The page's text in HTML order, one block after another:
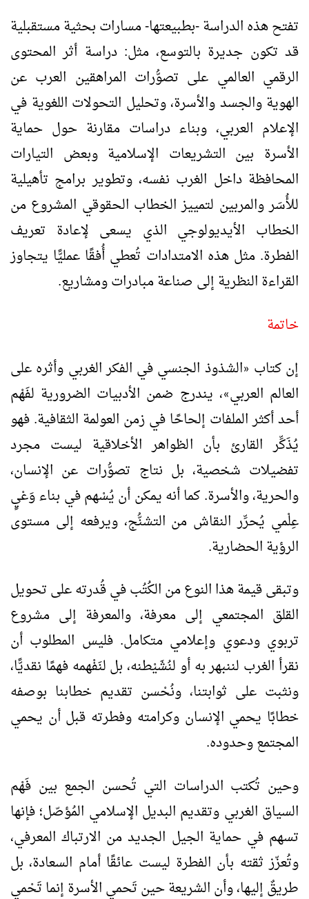
تفتح هذه الدراسة -بطبيعتها- مسارات بحثية مستقبلية
قد تكون جديرة بالتوسع، مثل: دراسة أثر المحتوى
الرقمي العالمي على تصوُّرات المراهقين العرب عن
الهوية والجسد والأسرة، وتحليل التحولات اللغوية في
الإعلام العربي، وبناء دراسات مقارنة حول حماية
الأسرة بين التشريعات الإسلامية وبعض التيارات
المحافظة داخل الغرب نفسه، وتطوير برامج تأهيلية
للأُسَر والمربين لتمييز الخطاب الحقوقي المشروع من
الخطاب الأيديولوجي الذي يسعى لإعادة تعريف
الفطرة. مثل هذه الامتدادات تُعطي أُفقًا عمليًّا يتجاوز
القراءة النظرية إلى صناعة مبادرات ومشاريع.
خاتمة
إن كتاب «الشذوذ الجنسي في الفكر الغربي وأثره على
العالم العربي»، يندرج ضمن الأدبيات الضرورية لفَهْم
أحد أكثر الملفات إلحاحًا في زمن العولمة الثقافية. فهو
يُذَكِّر القارئ بأن الظواهر الأخلاقية ليست مجرد
تفضيلات شخصية، بل نتاج تصوُّرات عن الإنسان،
والحرية، والأسرة. كما أنه يمكن أن يُسْهم في بناء وَعْيٍ
عِلْمي يُحرِّر النقاش من التشنُّج، ويرفعه إلى مستوى
الرؤية الحضارية.
وتبقى قيمة هذا النوع من الكُتُب في قُدرته على تحويل
القلق المجتمعي إلى معرفة، والمعرفة إلى مشروع
تربوي ودعوي وإعلامي متكامل. فليس المطلوب أن
نقرأ الغرب لننبهر به أو لنُشَيْطنه، بل لنَفْهمه فهمًا نقديًّا،
ونثبت على ثوابتنا، ونُحْسن تقديم خطابنا بوصفه
خطابًا يحمي الإنسان وكرامته وفطرته قبل أن يحمي
المجتمع وحدوده.
وحين تُكتب الدراسات التي تُحسن الجمع بين فَهْم
السياق الغربي وتقديم البديل الإسلامي المُؤصّل؛ فإنها
تسهم في حماية الجيل الجديد من الارتباك المعرفي،
وتُعزّز ثقته بأن الفطرة ليست عائقًا أمام السعادة، بل
طريقٌ إليها، وأن الشريعة حين تَحمي الأسرة إنما تَحْمي